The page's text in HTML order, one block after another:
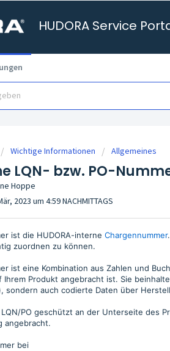
HUDORA Service
Wichtige Informationen Allgemeines
LQN- bzw. PO-
Hoppe
2023 um 4:59 NACHMITTAGS
ist die HUDORA-interne Chargennummer
zuordnen zu können.
ist eine Kombination aus Zahlen und
Ihrem Produkt angebracht ist. Sie
sondern auch codierte Daten über
PO geschützt an der Unterseite des
angebracht.
bei